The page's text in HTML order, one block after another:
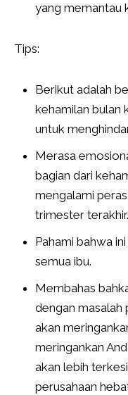
yang memantau
Tips:
Berikut adalah
kehamilan bulan
untuk
Merasa
bagian dari
mengalami
trimester terakhir.
Pahami bahwa
semua ibu.
Membahas
dengan masalah
akan
meringankan
akan lebih
perusahaan